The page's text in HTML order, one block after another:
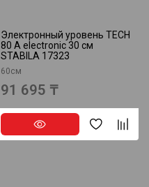
Электронный уровень TECH
80 A electronic 30 см
STABILA 17323
60см
91 695 ₸